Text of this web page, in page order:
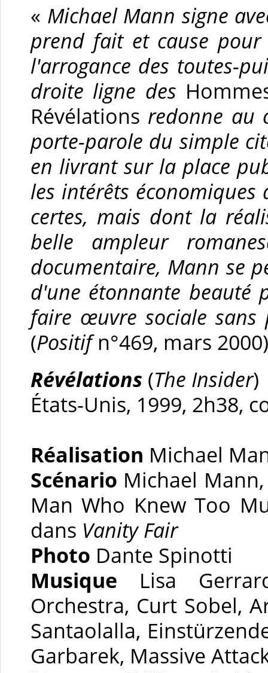
« Michael Mann signe
prend fait et cause
l'arrogance des toutes-
droite ligne des
Révélations redonne au
porte-parole du simple
en livrant sur la place
les intérêts
certes, mais dont la
belle ampleur
documentaire, Mann se
d'une étonnante beauté
faire œuvre sociale
(Positifn°469, mars 2000)
Révélations (The Insider)
États-Unis, 1999, 2h38,
Réalisation Michael
Scénario Michael Mann,
Man Who Knew Too
dans Vanity Fair
Photo Dante Spinotti
Musique Lisa
Orchestra, Curt Sobel,
Santaolalla,
Garbarek, Massive